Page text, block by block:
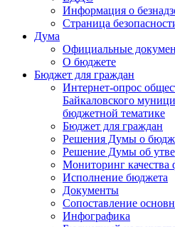
Информация о
Страница
Дума
Официальные
О бюджете
Бюджет для граждан
Интернет-опрос
Байкаловского
бюджетной тематике
Бюджет для граждан
Решения Думы о
Решение Думы об
Мониторинг качества
Исполнение бюджета
Документы
Сопоставление
Инфографика